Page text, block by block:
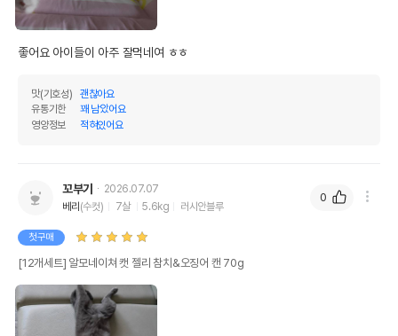
좋어요 아이들이 아주 잘먹네여 ㅎㅎ
맛(기호성)
괜찮아요
유통기한
꽤 남았어요
영양정보
적혀있어요
꼬부기
2026.07.07
베리(수컷) 7살 5.6kg 러시안블루
첫구매
[12개세트] 알모네이쳐 캣 젤리 참치&오징어 캔 70g
0